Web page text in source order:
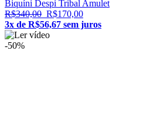
Biquíni Despi Tribal Amulet
R$340,00 R$170,00
3x de R$56,67 sem juros
-50%